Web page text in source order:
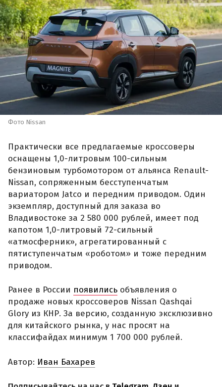
Фото Nissan
Практически все предлагаемые кроссоверы
оснащены 1,0-литровым 100-сильным
бензиновым турбомотором от альянса Renault-
Nissan, сопряженным бесступенчатым
вариатором Jatco и передним приводом. Один
экземпляр, доступный для заказа во
Владивостоке за 2 580 000 рублей, имеет под
капотом 1,0-литровый 72-сильный
«атмосферник», агрегатированный с
пятиступенчатым «роботом» и тоже передним
приводом.
Ранее в России появились объявления о
продаже новых кроссоверов Nissan Qashqai
Glory из КНР. За версию, созданную эксклюзивно
для китайского рынка, у нас просят на
классифайдах минимум 1 700 000 рублей.
Автор: Иван Бахарев